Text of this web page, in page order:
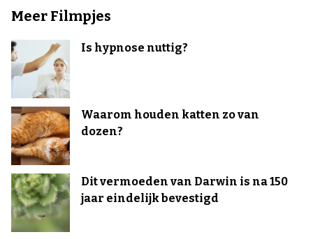
Meer Filmpjes
Is hypnose nuttig?
Waarom houden katten zo van
dozen?
Dit vermoeden van Darwin is na 150
jaar eindelijk bevestigd